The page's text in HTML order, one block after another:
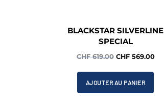
BLACKSTAR SILVERLINE
SPECIAL
CHF619.00 Le
initial
CHF569.00Le
AJOUTER AU PANIER